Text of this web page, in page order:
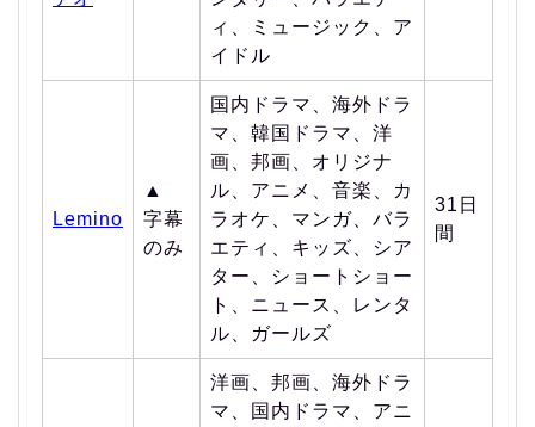
ィ、ミュージック、ア
イドル
Lemino
▲
字幕
のみ
国内ドラマ、海外ドラ
マ、韓国ドラマ、洋
画、邦画、オリジナ
ル、アニメ、音楽、カ
ラオケ、マンガ、バラ
エティ、キッズ、シア
ター、ショートショー
ト、ニュース、レンタ
ル、ガールズ
31日
間
洋画、邦画、海外ドラ
マ、国内ドラマ、アニ